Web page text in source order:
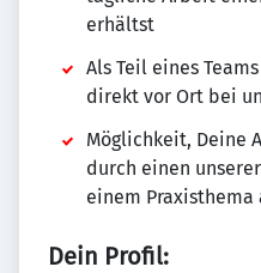
erhältst
Als Teil eines
direkt vor Ort bei
Möglichkeit, Deine
durch einen
einem Praxisthema
Dein Profil: